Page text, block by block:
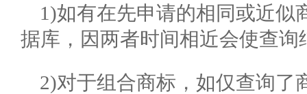
1)如有在先申请的相同或近似
据库，因两者时间相近会使查询
2)对于组合商标，如仅查询了